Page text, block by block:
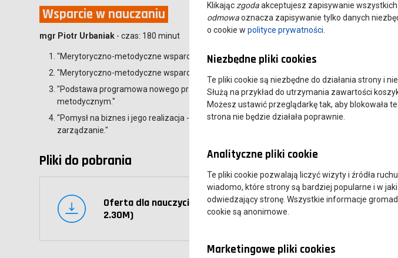
Wsparcie w nauczaniu
mgr Piotr Urbaniak - czas: 180 minut
"Merytoryczno-metodyczne wsparcie nauczycieli przedmiotu "Biznes i zarządzanie" w
"Merytoryczno-metodyczne wsparcie nauczyciela podstaw przedsiębiorczości w zakresie
"Podstawa programowa nowego przedmiotu ogólnokształcącego "Biznes i zarządzanie" w
metodycznym."
"Pomysł na biznes i jego realizacja - przygotowanie do realizacji nowego przedmiotu
zarządzanie."
Pliki do pobrania
Oferta dla nauczycieli (pdf,
2.30M)
Klikając zgodaakceptujesz zapisywanie
odmowaoznacza zapisywanie tylko danych
o cookie w polityce prywatności
Niezbędne pliki cookies
Te pliki cookie są niezbędne do działania strony i
Służą na przykład do utrzymania zawartości
Możesz ustawić przeglądarkę tak, aby blokowała
strona nie będzie działała poprawnie.
Analityczne pliki cookie
Te pliki cookie pozwalają liczyć wizyty i źródła
wiadomo, które strony są bardziej popularne i w
odwiedzający stronę. Wszystkie informacje
cookie są anonimowe.
Marketingowe pliki cookies